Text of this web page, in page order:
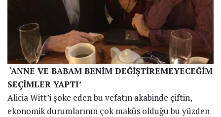
‘ANNE VE BABAM BENİM DEĞİŞTİREMEYECEĞİM
SEÇİMLER YAPTI’
Alicia Witt’i şoke eden bu vefatın akabinde çiftin,
ekonomik durumlarının çok makûs olduğu bu yüzden